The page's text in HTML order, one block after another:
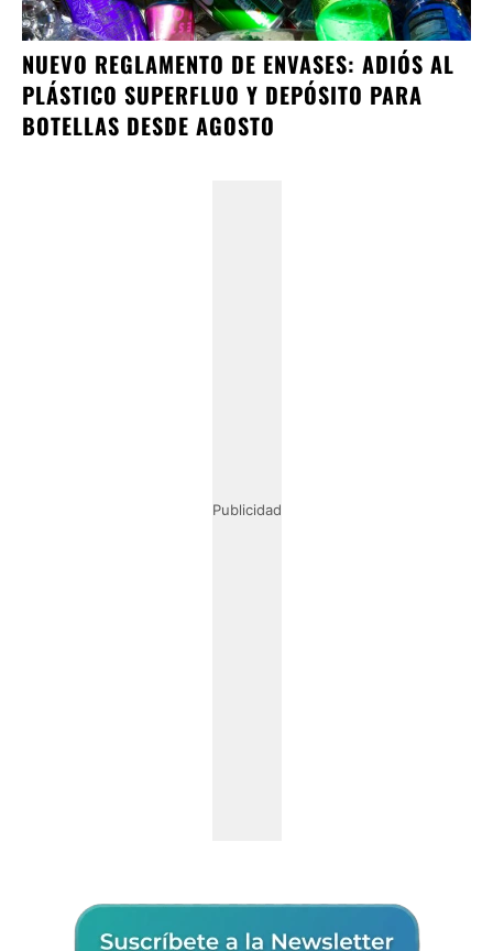
NUEVO REGLAMENTO DE ENVASES: ADIÓS AL
PLÁSTICO SUPERFLUO Y DEPÓSITO PARA
BOTELLAS DESDE AGOSTO
Publicidad